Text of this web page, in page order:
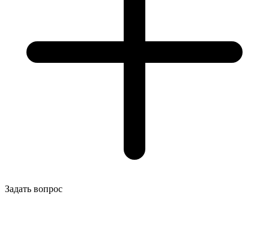
Задать вопрос